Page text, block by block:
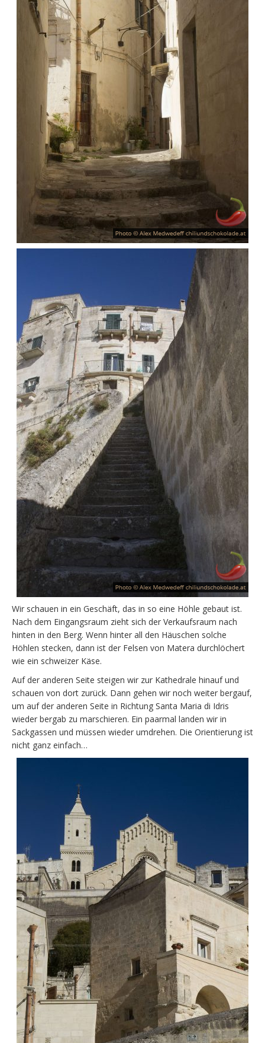
Wir schauen in ein Geschäft, das in so eine Höhle gebaut ist.
Nach dem Eingangsraum zieht sich der Verkaufsraum nach
hinten in den Berg. Wenn hinter all den Häuschen solche
Höhlen stecken, dann ist der Felsen von Matera durchlöchert
wie ein schweizer Käse.
Auf der anderen Seite steigen wir zur Kathedrale hinauf und
schauen von dort zurück. Dann gehen wir noch weiter bergauf,
um auf der anderen Seite in Richtung Santa Maria di Idris
wieder bergab zu marschieren. Ein paarmal landen wir in
Sackgassen und müssen wieder umdrehen. Die Orientierung ist
nicht ganz einfach…